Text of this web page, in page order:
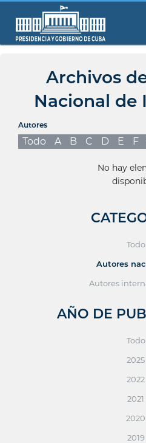
Archivos
Nacional de
Autores
Todo A B C D E F
No hay
Todo
Autores
Autores
AÑO DE
Todo
2025
2022
2021
2020
2019